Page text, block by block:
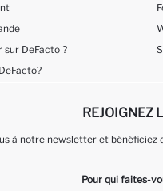
DeFacto ?
REJOIGNEZ
à notre newsletter et
Pour qui faites-